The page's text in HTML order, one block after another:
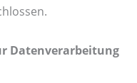
Datenverarbeitung